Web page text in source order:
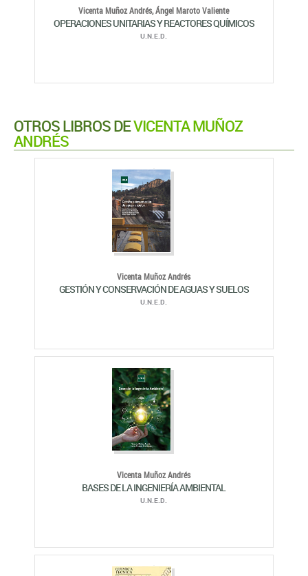
Vicenta Muñoz Andrés, Ángel Maroto Valiente
OPERACIONES UNITARIAS Y REACTORES QUÍMICOS
U.N.E.D.
OTROS LIBROS DEVICENTA MUÑOZ
ANDRÉS
Vicenta Muñoz Andrés
GESTIÓN Y CONSERVACIÓN DE AGUAS Y SUELOS
U.N.E.D.
Vicenta Muñoz Andrés
BASES DE LA INGENIERÍA AMBIENTAL
U.N.E.D.